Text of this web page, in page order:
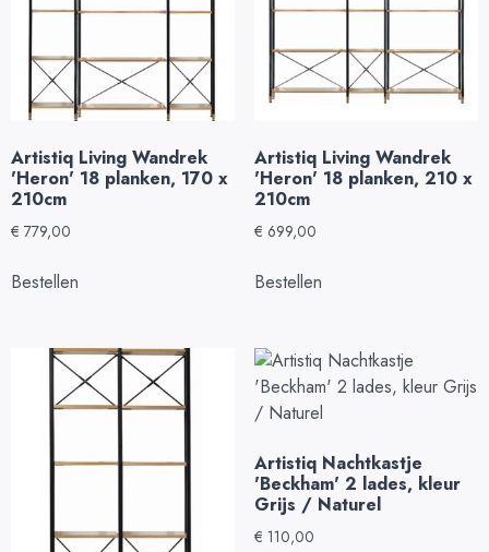
Artistiq Living Wandrek
'Heron' 18 planken, 170 x
210cm
€ 779,00
Bestellen
Artistiq Living Wandrek
'Heron' 18 planken, 210 x
210cm
€ 699,00
Bestellen
Artistiq Nachtkastje
'Beckham' 2 lades, kleur
Grijs / Naturel
€ 110,00